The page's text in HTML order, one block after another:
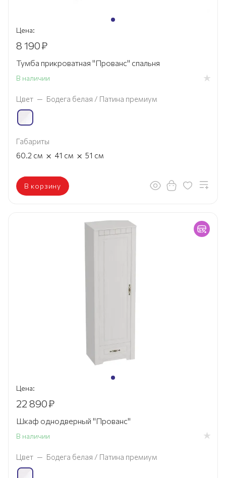
Цена:
8 190₽
Тумба прикроватная "Прованс" спальня
В наличии
Цвет — Бодега белая / Патина премиум
Габариты
60.2 см × 41 см × 51 см
В корзину
Цена:
22 890₽
Шкаф однодверный "Прованс"
В наличии
Цвет — Бодега белая / Патина премиум